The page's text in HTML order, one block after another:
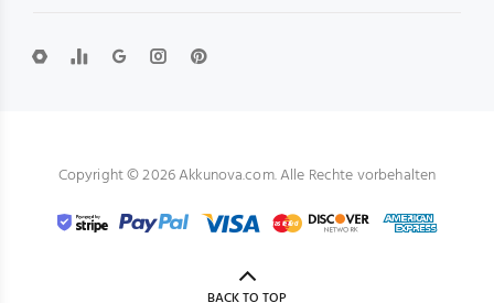
Copyright © 2026 Akkunova.com. Alle Rechte vorbehalten
BACK TO TOP